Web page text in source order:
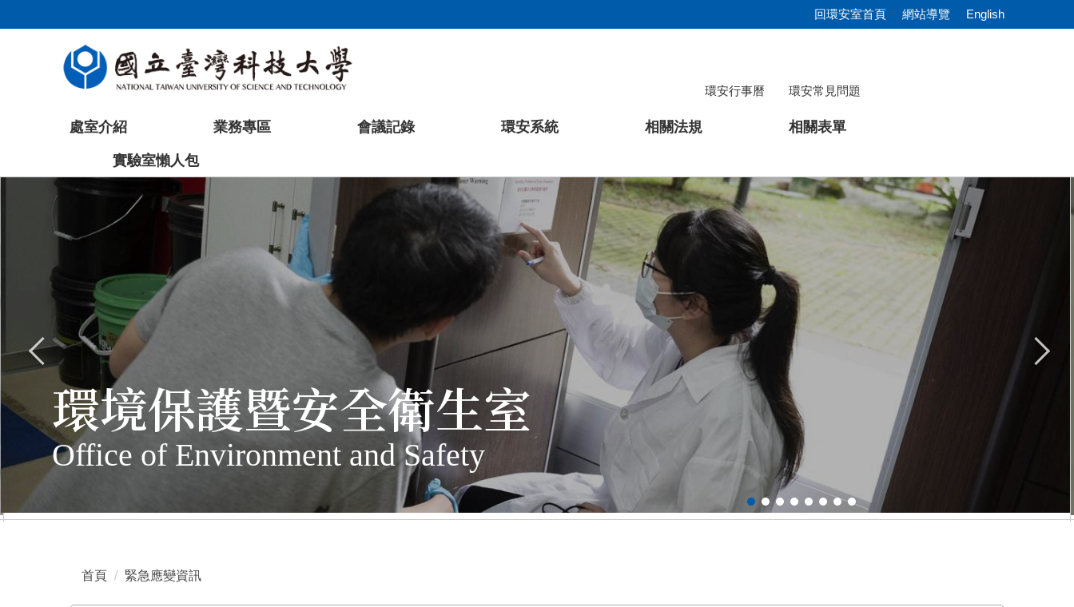
到
回環安室首頁 網站導覽 English
環安行事曆 環安常見問題
處室介紹 業務專區 會議記錄 環安系統 相關法規 相關表單
實驗室懶人包
環境保護暨安全衛生室
Office of Environment and Safety
首頁 緊急應變資訊